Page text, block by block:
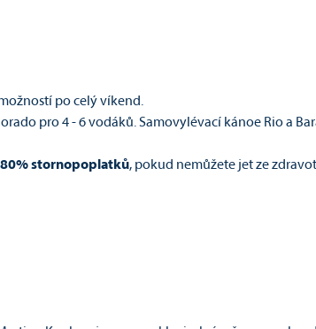
po celý víkend.
pro 4 - 6 vodáků. Samovylévací kánoe Rio a
80% stornopoplatků, pokud nemůžete jet ze